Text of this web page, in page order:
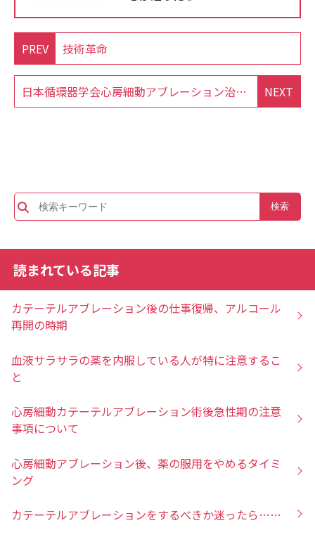
PREV 技術革命
NEXT
日本循環器学会心房細動アブレーション治療ガイドライン
読まれている記事
カテーテルアブレーション後の仕事復帰、アルコール
再開の時期
血液サラサラの薬を内服している人が特に注意するこ
と
心房細動カテーテルアブレーション術後急性期の注意
事項について
心房細動アブレーション後、薬の服用をやめるタイミ
ング
カテーテルアブレーションをするべきか迷ったら……